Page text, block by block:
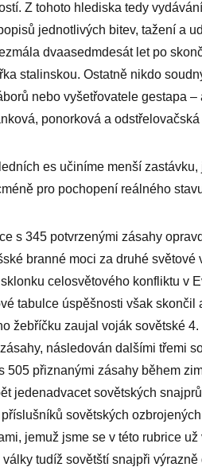
Z tohoto hlediska tedy
jednotlivých bitev, tažení a
dvaasedmdesát let po
stalinskou. Ostatně nikdo
nebo vyšetřovatele gestapa
ponorková a
es učiníme menší
pro pochopení reálného
s 345 potvrzenými zásahy
branné moci za druhé
celosvětového konfliktu v
tabulce úspěšnosti však
žebříčku zaujal voják sovětské
následován dalšími třemi
505 přiznanými zásahy během
jedenadvacet sovětských
sovětských
jemuž jsme se v této rubrice
tudíž sovětští snajpři výrazně